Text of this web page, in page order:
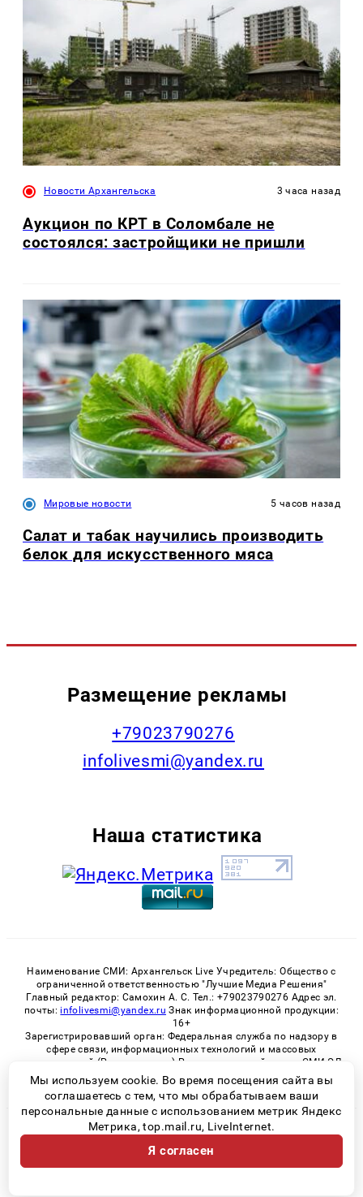
Новости Архангельска 3 часа назад
Аукцион по КРТ в Соломбале не
состоялся: застройщики не пришли
Мировые новости 5 часов назад
Салат и табак научились производить
белок для искусственного мяса
Размещение рекламы
+79023790276
infolivesmi@yandex.ru
Наша статистика
Наименование СМИ: Архангельск Live Учредитель: Общество с
ограниченной ответственностью "Лучшие Медиа Решения"
Главный редактор: Самохин А. С. Тел.: +79023790276 Адрес эл.
почты: infolivesmi@yandex.ru Знак информационной продукции:
16+
Зарегистрировавший орган: Федеральная служба по надзору в
сфере связи, информационных технологий и массовых
коммуникаций (Роскомнадзор) Регистрационный номер СМИ ЭЛ
№ ФС 77 - 82533 от 21.01.2022
© 2026 «Архангельск Live» | Все права защищены
Возрастная категория сайта 16+
Политика конфиденциальности
Мы используем cookie. Во время посещения сайта вы
соглашаетесь с тем, что мы обрабатываем ваши
персональные данные с использованием метрик Яндекс
Метрика, top.mail.ru, LiveInternet.
Я согласен